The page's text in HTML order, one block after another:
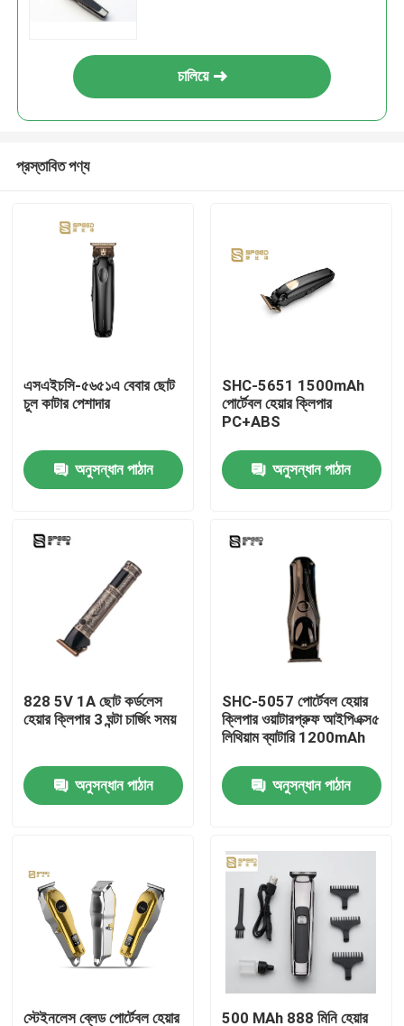
VR প্রদর্শন
কারখানা ভ্রমণ
মান নিয়ন্ত্রণ
উদ্ধৃতির জন্য আবেদন
পেশাদার হেয়ার ক্লিপার
রিচার্জেবল হেয়ার ক্লিপার
চালিয়ে
প্রস্তাবিত পণ্য
এসএইচসি-৫৬৫১এ বেবার ছোট
চুল কাটার পেশাদার
অনুসন্ধান পাঠান
SHC-5651 1500mAh
পোর্টেবল হেয়ার ক্লিপার
PC+ABS
অনুসন্ধান পাঠান
828 5V 1A ছোট কর্ডলেস
হেয়ার ক্লিপার 3 ঘন্টা চার্জিং সময়
অনুসন্ধান পাঠান
SHC-5057 পোর্টেবল হেয়ার
ক্লিপার ওয়াটারপ্রুফ আইপিএক্স৫
লিথিয়াম ব্যাটারি 1200mAh
অনুসন্ধান পাঠান
স্টেইনলেস ব্লেড পোর্টেবল হেয়ার 500 MAh 888 মিনি হেয়ার